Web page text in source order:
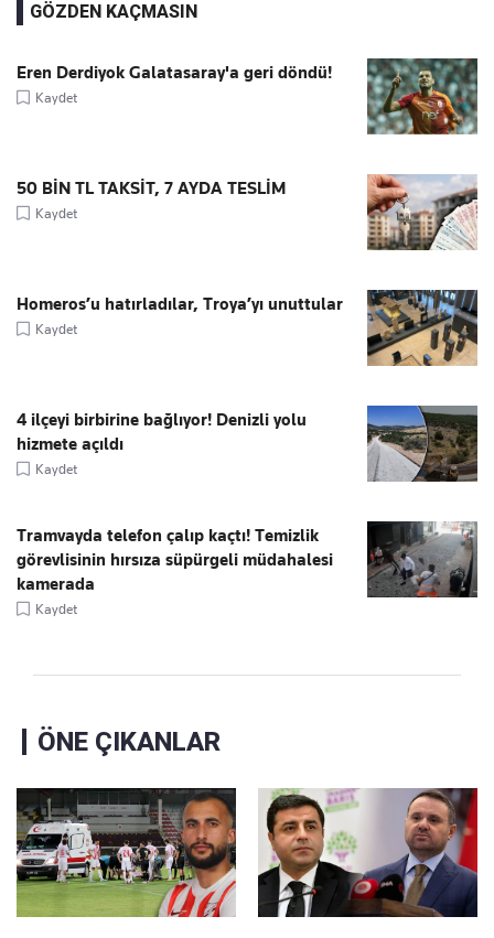
GÖZDEN KAÇMASIN
Eren Derdiyok Galatasaray'a geri döndü!
Kaydet
50 BİN TL TAKSİT, 7 AYDA TESLİM
Kaydet
Homeros’u hatırladılar, Troya’yı unuttular
Kaydet
4 ilçeyi birbirine bağlıyor! Denizli yolu
hizmete açıldı
Kaydet
Tramvayda telefon çalıp kaçtı! Temizlik
görevlisinin hırsıza süpürgeli müdahalesi
kamerada
Kaydet
ÖNE ÇIKANLAR